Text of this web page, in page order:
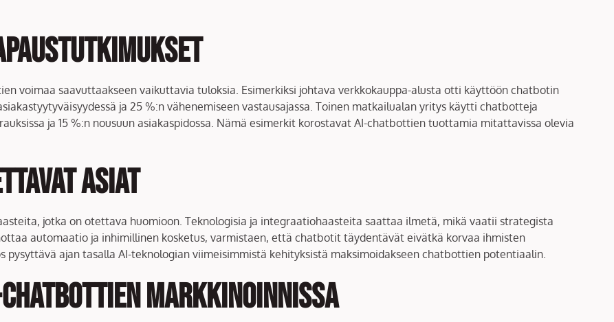
voimaa saavuttaakseen vaikuttavia tuloksia. Esimerkiksi johtava verkkokauppa-alusta otti käyttöön chatbotin
ja 25 %:n vähenemiseen vastausajassa. Toinen matkailualan yritys käytti chatbotteja
ja 15 %:n nousuun asiakaspidossa. Nämä esimerkit korostavat AI-chatbottien tuottamia mitattavissa olevia
asiat
jotka on otettava huomioon. Teknologisia ja integraatiohaasteita saattaa ilmetä, mikä vaatii strategista
automaatio ja inhimillinen kosketus, varmistaen, että chatbotit täydentävät eivätkä korvaa ihmisten
ajan tasalla AI-teknologian viimeisimmistä kehityksistä maksimoidakseen chatbottien potentiaalin.
markkinoinnissa